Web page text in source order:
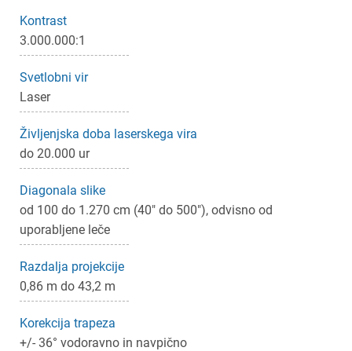
Kontrast
3.000.000:1
Svetlobni vir
Laser
Življenjska doba laserskega vira
do 20.000 ur
Diagonala slike
od 100 do 1.270 cm (40" do 500"), odvisno od
uporabljene leče
Razdalja projekcije
0,86 m do 43,2 m
Korekcija trapeza
+/- 36° vodoravno in navpično
Prijava
Za dodajanje na seznam želja morate biti prijavljeni.
Prekliči